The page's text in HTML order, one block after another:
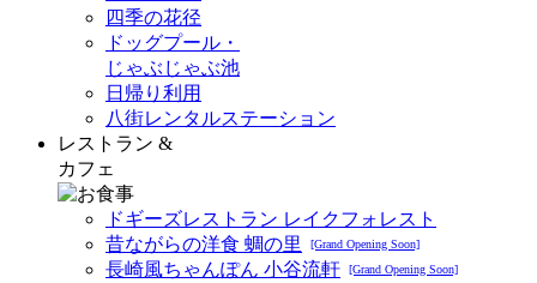
四季の花径
ドッグプール・
じゃぶじゃぶ池
日帰り利用
八街レンタルステーション
レストラン &
カフェ
ドギーズレストラン レイクフォレスト
昔ながらの洋食 蜩の里
[Grand Opening Soon]
長崎風ちゃんぽん 小谷流軒 [Grand Opening Soon]